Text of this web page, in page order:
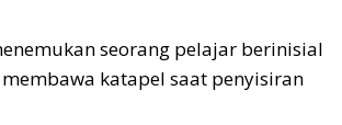
seorang pelajar berinisial
membawa katapel saat penyisiran